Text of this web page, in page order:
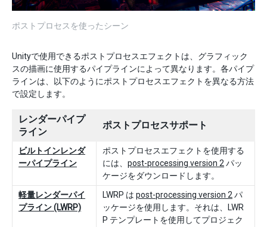
ポストプロセスを使ったシーン
Unityで使用できるポストプロセスエフェクトは、グラフィック
スの描画に使用するパイプラインによって異なります。各パイプ
ラインは、以下のようにポストプロセスエフェクトを異なる方法
で設定します。
レンダーパイプ
ライン
ポストプロセスサポート
ビルトインレンダ
ーパイプライン
ポストプロセスエフェクトを使用する
には、 post-processing version 2パッ
ケージをダウンロードします。
軽量レンダーパイ
プライン (LWRP)
LWRP は post-processing version 2パ
ッケージを使用します。それは、LWR
P テンプレートを使用してプロジェク